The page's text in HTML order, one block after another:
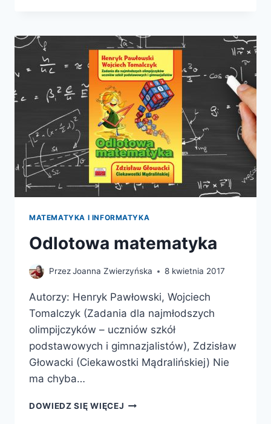
MATEMATYKA I INFORMATYKA
Odlotowa matematyka
PrzezJoanna Zwierzyńska 8 kwietnia 2017
Autorzy: Henryk Pawłowski, Wojciech
Tomalczyk (Zadania dla najmłodszych
olimpijczyków – uczniów szkół
podstawowych i gimnazjalistów), Zdzisław
Głowacki (Ciekawostki Mądralińskiej) Nie
ma chyba…
DOWIEDZ SIĘ WIĘCEJ ODLOTOWA